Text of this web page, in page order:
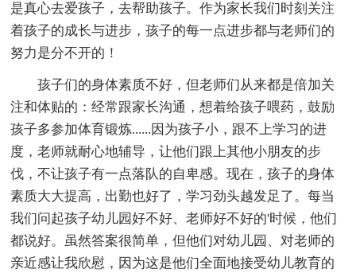
是真心去爱孩子，去帮助孩子。作为家长我们时刻关注
着孩子的成长与进步，孩子的每一点进步都与老师们的
努力是分不开的！
孩子们的身体素质不好，但老师们从来都是倍加关
注和体贴的：经常跟家长沟通，想着给孩子喂药，鼓励
孩子多参加体育锻炼......因为孩子小，跟不上学习的进
度，老师就耐心地辅导，让他们跟上其他小朋友的步
伐，不让孩子有一点落队的自卑感。现在，孩子的身体
素质大大提高，出勤也好了，学习劲头越发足了。每当
我们问起孩子幼儿园好不好、老师好不好的'时候，他们
都说好。虽然答案很简单，但他们对幼儿园、对老师的
亲近感让我欣慰，因为这是他们全面地接受幼儿教育的